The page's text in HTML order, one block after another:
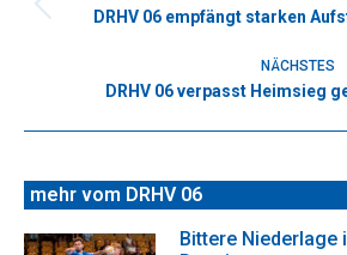
DRHV 06 empfängt starken
NÄCHSTES
DRHV 06 verpasst Heimsieg
mehr vom DRHV 06
Bittere Niederlage